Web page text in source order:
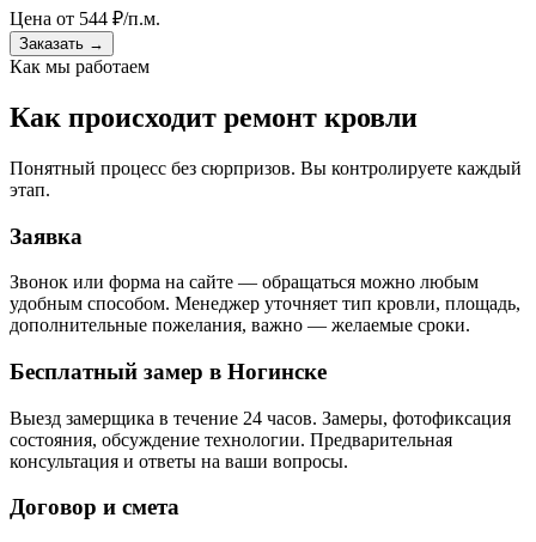
Цена от 544 ₽/п.м.
Заказать →
Как мы работаем
Как происходит ремонт кровли
Понятный процесс без сюрпризов. Вы контролируете каждый
этап.
Заявка
Звонок или форма на сайте — обращаться можно любым
удобным способом. Менеджер уточняет тип кровли, площадь,
дополнительные пожелания, важно — желаемые сроки.
Бесплатный замер в Ногинске
Выезд замерщика в течение 24 часов. Замеры, фотофиксация
состояния, обсуждение технологии. Предварительная
консультация и ответы на ваши вопросы.
Договор и смета